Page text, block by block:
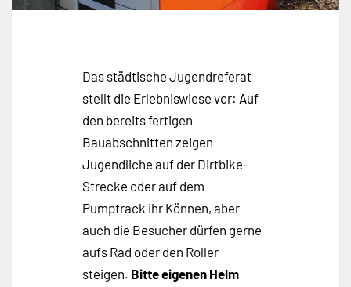
Das städtische Jugendreferat
stellt die Erlebniswiese vor: Auf
den bereits fertigen
Bauabschnitten zeigen
Jugendliche auf der Dirtbike-
Strecke oder auf dem
Pumptrack ihr Können, aber
auch die Besucher dürfen gerne
aufs Rad oder den Roller
steigen. Bitte eigenen Helm